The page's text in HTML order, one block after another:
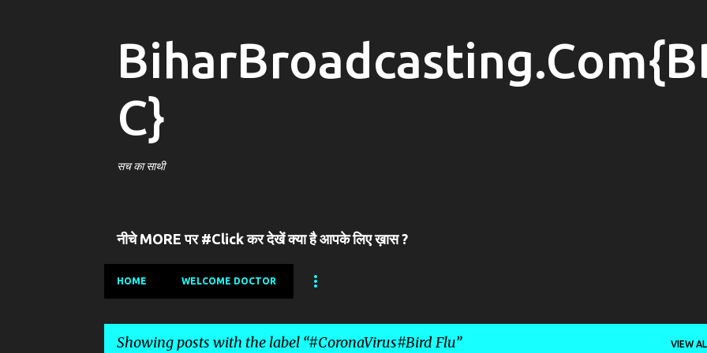
C}
सच का साथी
नीचे MORE पर #Click कर देखें क्या है आपके लिए ख़ास ?
HOME WELCOME DOCTOR
Showing posts with the label #CoronaVirus#Bird Flu VIEW